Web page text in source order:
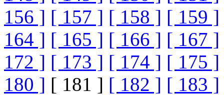
156 ] [ 157 ] [ 158 ] [ 159 ]
164 ] [ 165 ] [ 166 ] [ 167 ]
172 ] [ 173 ] [ 174 ] [ 175 ]
180 ] [ 181 ] [ 182 ] [ 183 ]